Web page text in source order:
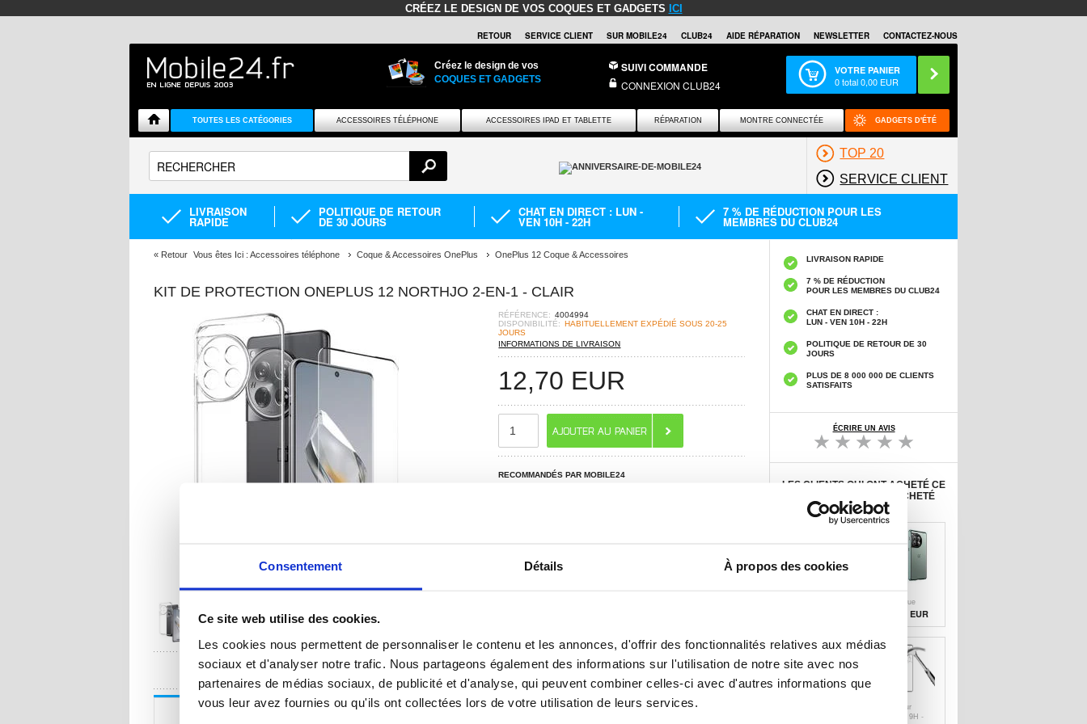
Consentement Détails À propos des cookies
Ce site web utilise des cookies.
Les cookies nous permettent de personnaliser le contenu et les annonces, d'offrir des fonctionnalités relatives aux médias
sociaux et d'analyser notre trafic. Nous partageons également des informations sur l'utilisation de notre site avec nos
partenaires de médias sociaux, de publicité et d'analyse, qui peuvent combiner celles-ci avec d'autres informations que
vous leur avez fournies ou qu'ils ont collectées lors de votre utilisation de leurs services.
CRÉEZ LE DESIGN DE VOS COQUES ET GADGETS ICI
RETOUR SERVICE CLIENT SUR MOBILE24 CLUB24 AIDE RÉPARATION NEWSLETTER CONTACTEZ-NOUS
Créez le design de vos
COQUES ET GADGETS
SUIVI COMMANDE
CONNEXION CLUB24
VOTRE PANIER
0total0,00 EUR
TOUTES LES CATÉGORIES ACCESSOIRES TÉLÉPHONE ACCESSOIRES IPAD ET TABLETTE RÉPARATION MONTRE CONNECTÉE GADGETS D'ÉTÉ
TOP 20
SERVICE CLIENT
LIVRAISON
RAPIDE
POLITIQUE DE RETOUR
DE 30 JOURS
CHAT EN DIRECT : LUN -
VEN 10H - 22H
7 % DE RÉDUCTION POUR LES
MEMBRES DU CLUB24
« Retour Vous êtes Ici : Accessoires téléphone Coque & Accessoires OnePlus OnePlus 12 Coque & Accessoires
KIT DE PROTECTION ONEPLUS 12 NORTHJO 2-EN-1 - CLAIR
RÉFÉRENCE: 4004994
DISPONIBILITÉ: HABITUELLEMENT EXPÉDIÉ SOUS 20-25
JOURS
INFORMATIONS DE LIVRAISON
12,70 EUR
RECOMMANDÉS PAR MOBILE24
UNE QUESTION ? CONTACTEZ-NOUS ! CHAT EN DIRECT
Description
LIVRAISON RAPIDE
7 % DE RÉDUCTION
POUR LES MEMBRES DU CLUB24
CHAT EN DIRECT :
LUN - VEN 10H - 22H
POLITIQUE DE RETOUR DE 30
JOURS
PLUS DE 8 000 000 DE CLIENTS
SATISFAITS
ÉCRIRE UN AVIS
LES CLIENTS QUI ONT ACHETÉ CE
PRODUIT ONT AUSSI ACHETÉ
pièces
Magnétique
OnePlus 12 avec
Verre Trempé -
Vert Foncé
19,20 EUR
Protecteur
d’Écran - 9H -